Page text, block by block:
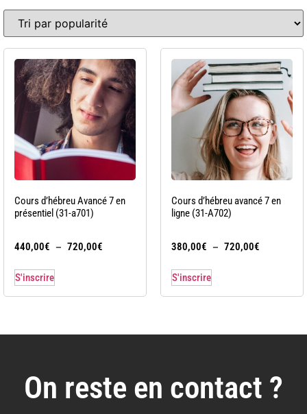
Cours d’hébreu Avancé 7 en
présentiel (31-a701)
440,00€ – 720,00€
S'inscrire
Cours d’hébreu avancé 7 en
ligne (31-A702)
380,00€ – 720,00€
S'inscrire
On reste en contact ?